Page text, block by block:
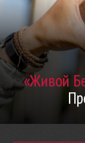
«Живой